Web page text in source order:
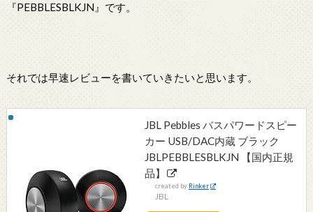
『PEBBLESBLKJN』です。
それでは早速レビューを書いていきたいと思います。
JBL Pebbles バスパワードスピー
カー USB/DAC内蔵 ブラック
JBLPEBBLESBLKJN 【国内正規
品】
created by Rinker
JBL